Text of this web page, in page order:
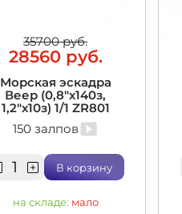
35700 руб.
28560 руб.
Морская эскадра
Веер (0,8"х140з,
1,2"х10з) 1/1 ZR801
150 залпов
В корзину
на складе: мало